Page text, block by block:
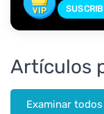
Artículos
Examinar